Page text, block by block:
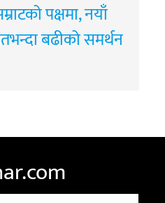
पक्षमा, नयाँ
बढीको समर्थन